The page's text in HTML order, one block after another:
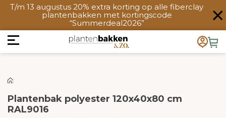
T/m 13 augustus 20% extra korting op alle fiberclay
plantenbakken met kortingscode
“Summerdeal2026”
Plantenbak polyester 120x40x80 cm
RAL9016